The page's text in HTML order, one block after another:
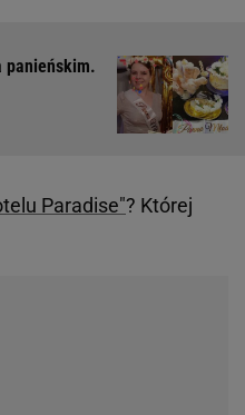
panieńskim.
Paradise"? Której